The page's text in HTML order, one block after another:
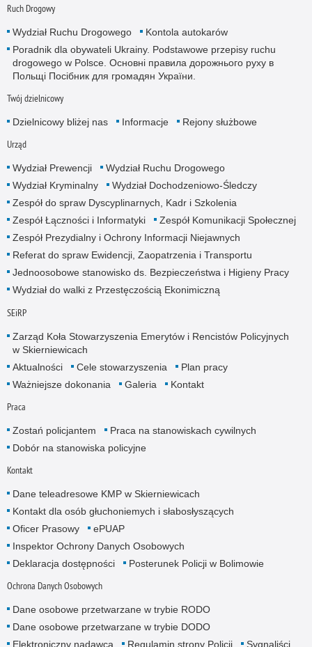
Ruch Drogowy
Wydział Ruchu Drogowego
Kontola autokarów
Poradnik dla obywateli Ukrainy. Podstawowe przepisy ruchu
drogowego w Polsce. Основні правила дорожнього руху в
Польщі Посібник для громадян України.
Twój dzielnicowy
Dzielnicowy bliżej nas Informacje Rejony służbowe
Urząd
Wydział Prewencji
Wydział Ruchu Drogowego
Wydział Kryminalny
Wydział Dochodzeniowo-Śledczy
Zespół do spraw Dyscyplinarnych, Kadr i Szkolenia
Zespół Łączności i Informatyki
Zespół Komunikacji Społecznej
Zespół Prezydialny i Ochrony Informacji Niejawnych
Referat do spraw Ewidencji, Zaopatrzenia i Transportu
Jednoosobowe stanowisko ds. Bezpieczeństwa i Higieny Pracy
Wydział do walki z Przestęczością Ekonimiczną
SEiRP
Zarząd Koła Stowarzyszenia Emerytów i Rencistów Policyjnych
w Skierniewicach
Aktualności
Cele stowarzyszenia
Plan pracy
Ważniejsze dokonania
Galeria Kontakt
Praca
Zostań policjantem
Praca na stanowiskach cywilnych
Dobór na stanowiska policyjne
Kontakt
Dane teleadresowe KMP w Skierniewicach
Kontakt dla osób głuchoniemych i słabosłyszących
Oficer Prasowy
ePUAP
Inspektor Ochrony Danych Osobowych
Deklaracja dostępności
Posterunek Policji w Bolimowie
Ochrona Danych Osobowych
Dane osobowe przetwarzane w trybie RODO
Dane osobowe przetwarzane w trybie DODO
Elektroniczny nadawca
Regulamin strony Policji Sygnaliści